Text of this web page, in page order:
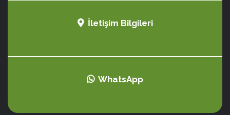
İletişim Bilgileri
WhatsApp